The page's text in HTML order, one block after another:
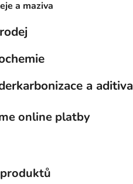
a maziva
a aditiva
online platby